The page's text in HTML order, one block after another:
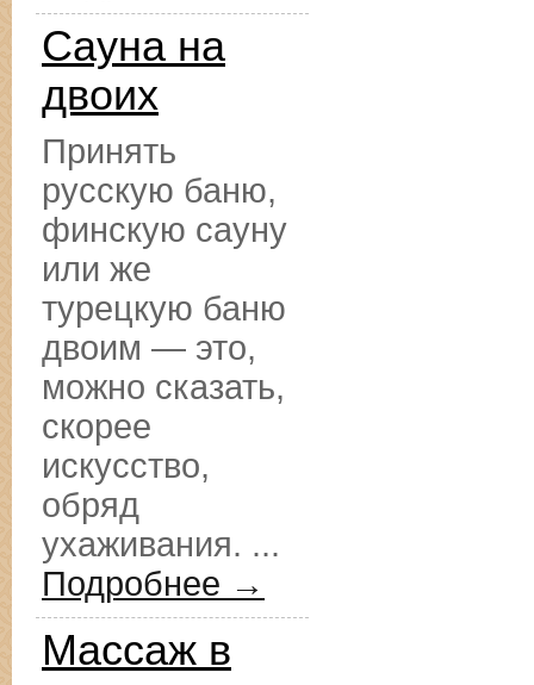
Сауна на
двоих
Принять
русскую баню,
финскую сауну
или же
турецкую баню
двоим — это,
можно сказать,
скорее
искусство,
обряд
ухаживания. ...
Подробнее →
Массаж в